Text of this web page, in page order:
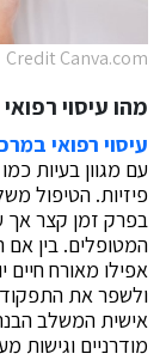
Credit Canva.com
מהו עיסוי
עיסוי רפואי
עם מגוון בעיות
פיזיות. הטיפול
בפרק זמן קצר אך
המטופלים. בין אם
אפילו מאורח חיים
ולשפר את התפקוד
אישית המשלב
מודרניים וגישות